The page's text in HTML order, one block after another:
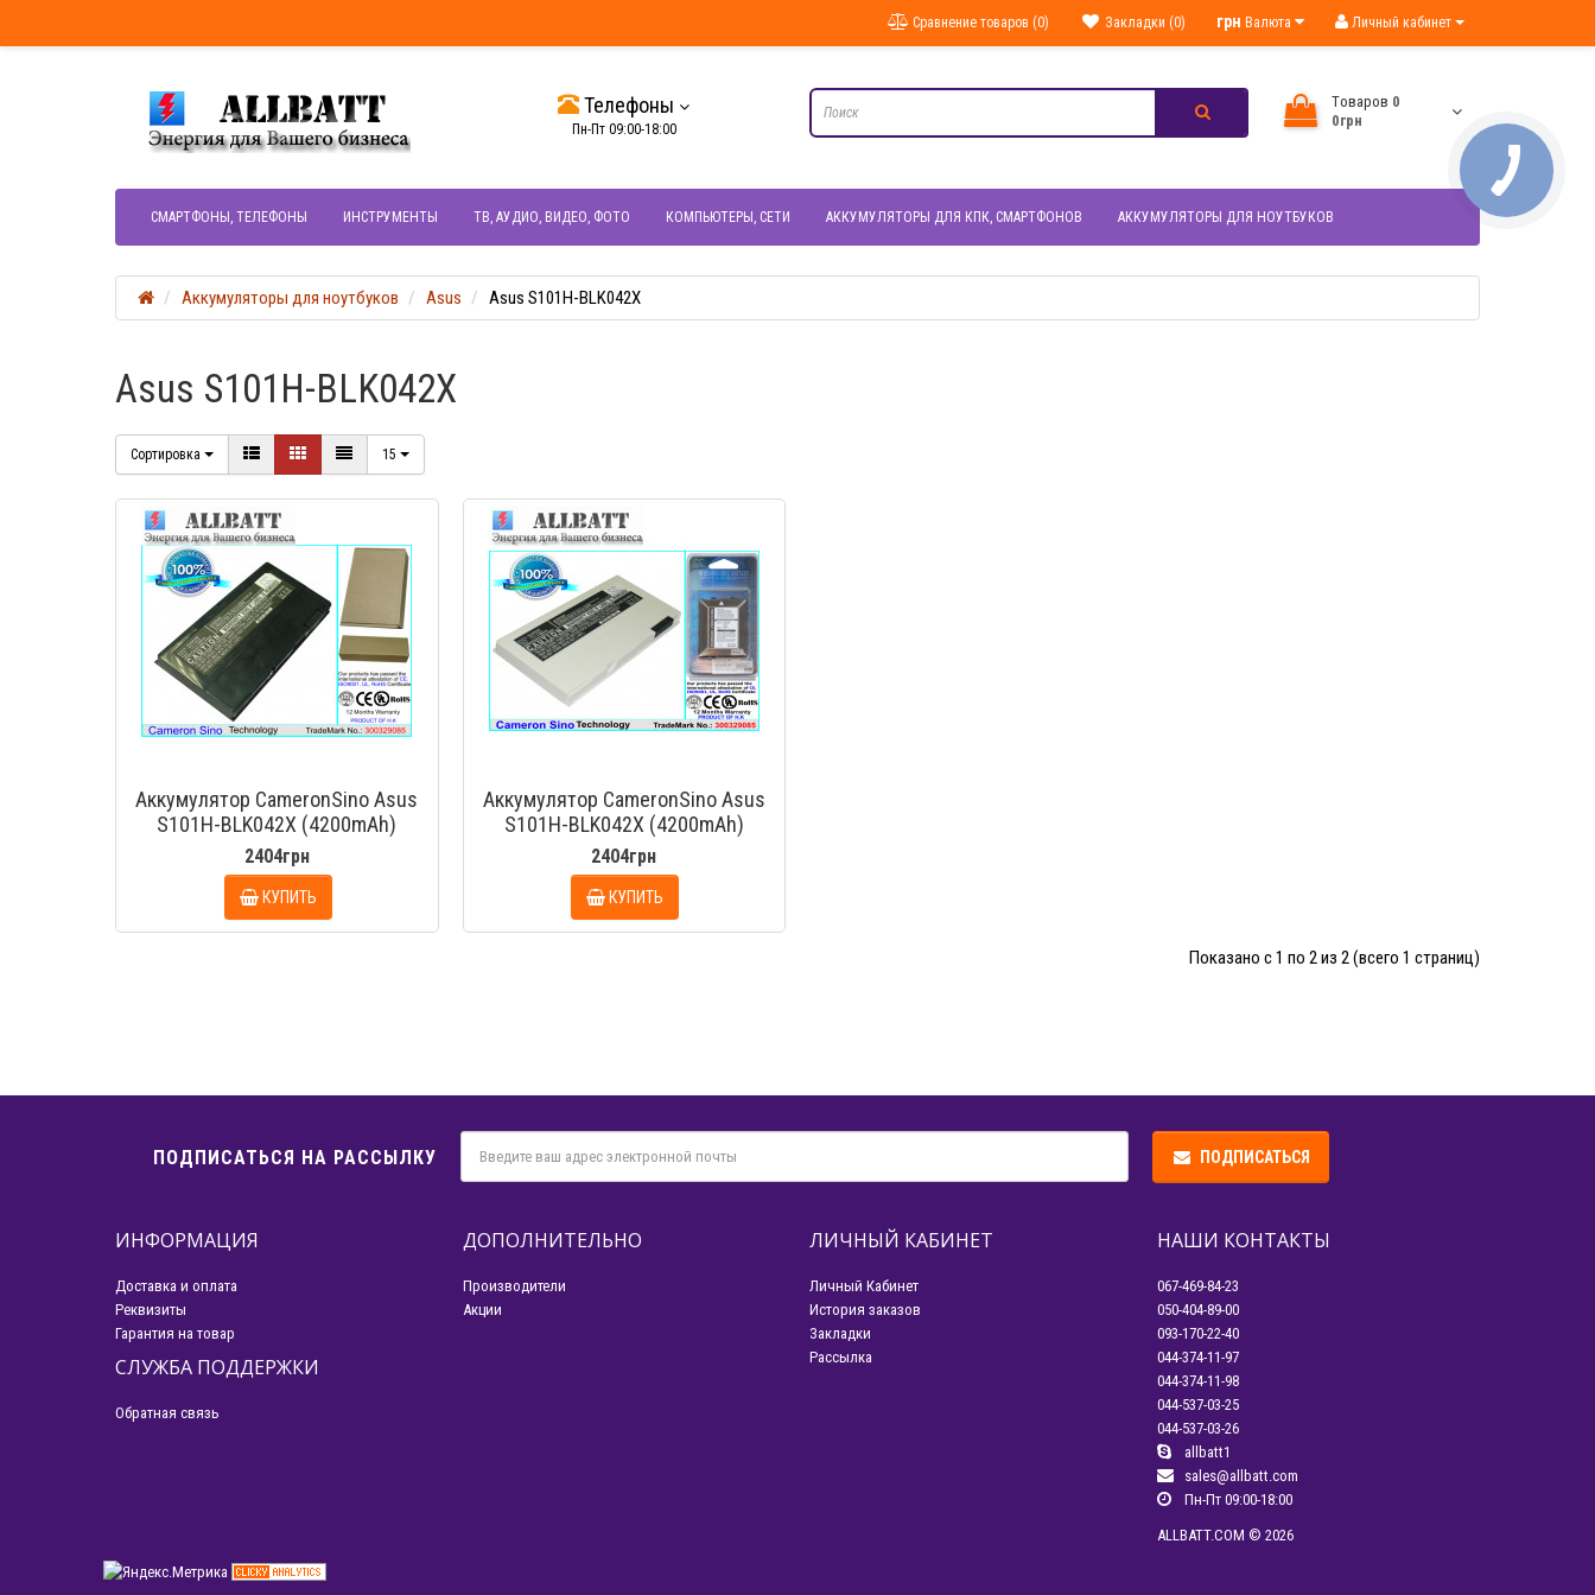
Личный кабинет
грн Валюта
Закладки (0)
Сравнение товаров (0)
Телефоны
Пн-Пт 09:00-18:00
Tоваров 0
0грн
СМАРТФОНЫ, ТЕЛЕФОНЫ ИНСТРУМЕНТЫ ТВ, АУДИО, ВИДЕО, ФОТО КОМПЬЮТЕРЫ, СЕТИ АККУМУЛЯТОРЫ ДЛЯ КПК, СМАРТФОНОВ АККУМУЛЯТОРЫ ДЛЯ НОУТБУКОВ
Аккумуляторы для ноутбуков Asus Asus S101H-BLK042X
Asus S101H-BLK042X
Сортировка 15
БЫСТРЫЙ ПРОСМОТР
Аккумулятор CameronSino Asus
S101H-BLK042X (4200mAh)
2404грн
КУПИТЬ
Аккумулятор CameronSino Asus
S101H-BLK042X (4200mAh)
2404грн
КУПИТЬ
Показано с 1 по 2 из 2 (всего 1 страниц)
ПОДПИСАТЬСЯ НА РАССЫЛКУ ПОДПИСАТЬСЯ
ИНФОРМАЦИЯ
Доставка и оплата
Реквизиты
Гарантия на товар
СЛУЖБА ПОДДЕРЖКИ
Обратная связь
ДОПОЛНИТЕЛЬНО
Производители
Акции
ЛИЧНЫЙ КАБИНЕТ
Личный Кабинет
История заказов
Закладки
Рассылка
НАШИ КОНТАКТЫ
067-469-84-23
050-404-89-00
093-170-22-40
044-374-11-97
044-374-11-98
044-537-03-25
044-537-03-26
allbatt1
sales@allbatt.com
Пн-Пт 09:00-18:00
ALLBATT.COM © 2026